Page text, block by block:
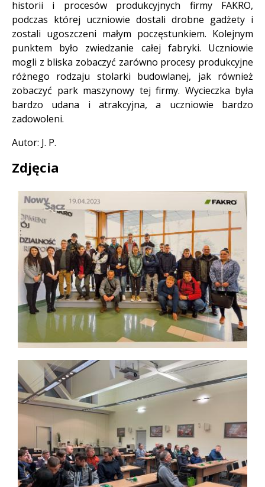
historii i procesów produkcyjnych firmy FAKRO,
podczas której uczniowie dostali drobne gadżety i
zostali ugoszczeni małym poczęstunkiem. Kolejnym
punktem było zwiedzanie całej fabryki. Uczniowie
mogli z bliska zobaczyć zarówno procesy produkcyjne
różnego rodzaju stolarki budowlanej, jak również
zobaczyć park maszynowy tej firmy. Wycieczka była
bardzo udana i atrakcyjna, a uczniowie bardzo
zadowoleni.
Autor: J. P.
Zdjęcia